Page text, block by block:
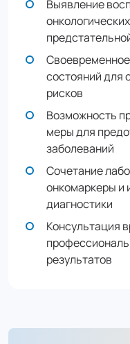
Выявление
состояний для
рисков
Возможность
меры для
заболеваний
Сочетание
онкомаркеры и
диагностики
Консультация
результатов